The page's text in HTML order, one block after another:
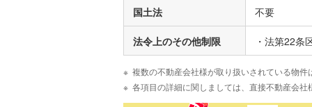
国土法 不要
法令上のその他制限 ・法第22条
複数の不動産会社様が取り扱いされている物
各項目の詳細に関しましては、直接不動産会